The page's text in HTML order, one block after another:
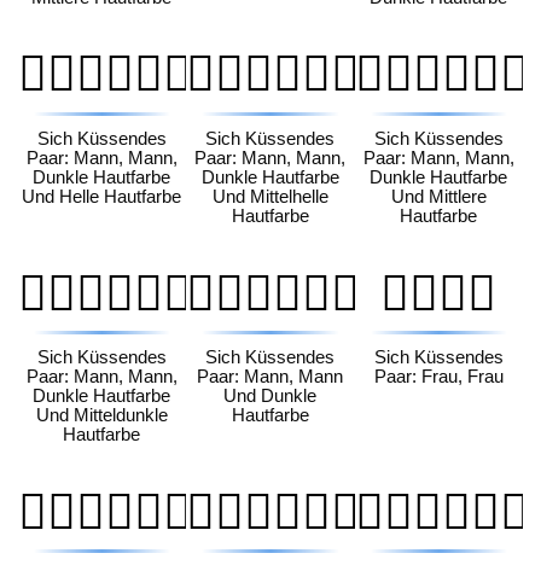
👨🏿‍❤️‍💋‍👨🏻
Sich Küssendes
Paar: Mann, Mann,
Dunkle Hautfarbe
Und Helle Hautfarbe
👨🏿‍❤️‍💋‍👨🏼
Sich Küssendes
Paar: Mann, Mann,
Dunkle Hautfarbe
Und Mittelhelle
Hautfarbe
👨🏿‍❤️‍💋‍👨🏽
Sich Küssendes
Paar: Mann, Mann,
Dunkle Hautfarbe
Und Mittlere
Hautfarbe
👨🏿‍❤️‍💋‍👨🏾
Sich Küssendes
Paar: Mann, Mann,
Dunkle Hautfarbe
Und Mitteldunkle
Hautfarbe
👨🏿‍❤️‍💋‍👨🏿
Sich Küssendes
Paar: Mann, Mann
Und Dunkle
Hautfarbe
👩‍❤️‍💋‍👩
Sich Küssendes
Paar: Frau, Frau
👩🏻‍❤️‍💋‍👩🏻👩🏻‍❤️‍💋‍👩🏼👩🏻‍❤️‍💋‍👩🏽